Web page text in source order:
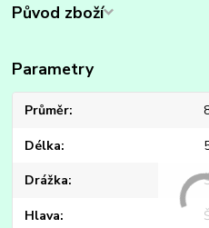
Původ zboží
Parametry
Průměr
Délka
Drážka
Hlava